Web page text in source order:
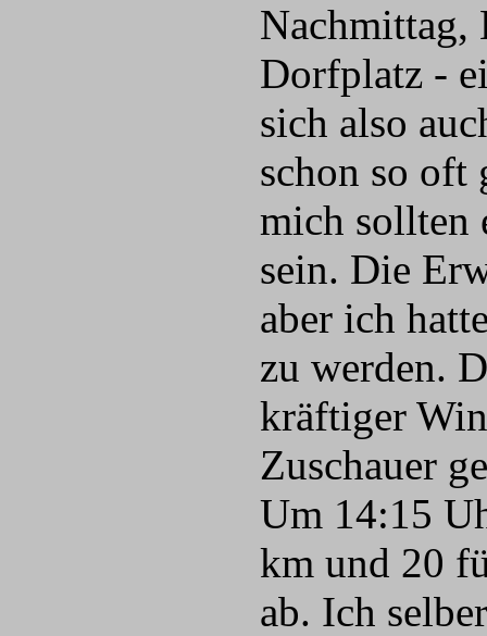
Nachmittag,
Dorfplatz -
sich also
schon so oft
mich sollten
sein. Die
aber ich
zu werden.
kräftiger
Zuschauer
Um 14:15
km und 20
ab. Ich